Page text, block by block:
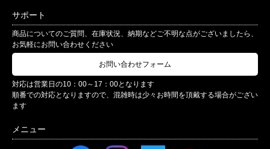
サポート
商品についてのご質問、在庫状況、納期などご不明な点がございましたら、
お気軽にお問い合わせください
お問い合わせフォーム
対応は営業日の10：00～17：00となります
順番での対応となりますので、混雑時は少々お時間を頂戴する場合がござい
ます